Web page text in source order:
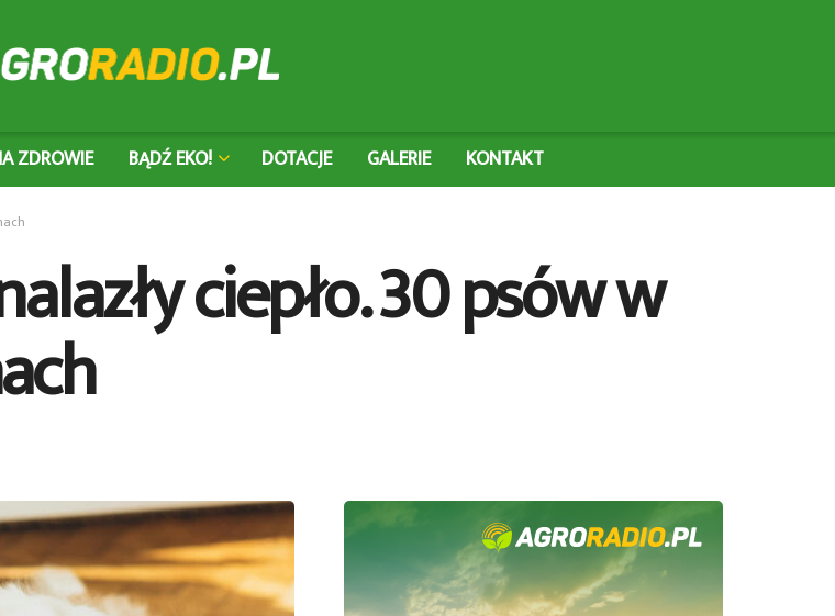
ZDROWIE BĄDŹ EKO! DOTACJE GALERIE KONTAKT
ciepło. 30 psów w